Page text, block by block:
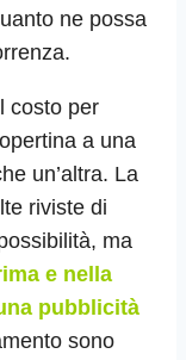
ne possa
costo per
a una
un’altra. La
riviste di
ma
e nella
pubblicità
sono